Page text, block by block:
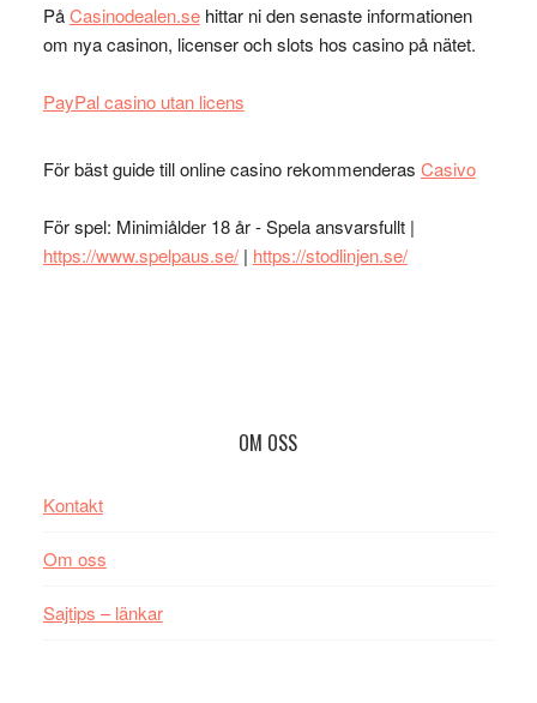
PåCasinodealen.sehittar ni den senaste informationen
om nya casinon, licenser och slots hos casino på nätet.
PayPal casino utan licens
För bäst guide till online casino rekommenderas Casivo
För spel: Minimiålder 18 år - Spela ansvarsfullt |
https://www.spelpaus.se/| https://stodlinjen.se/
OM OSS
Kontakt
Om oss
Sajtips – länkar